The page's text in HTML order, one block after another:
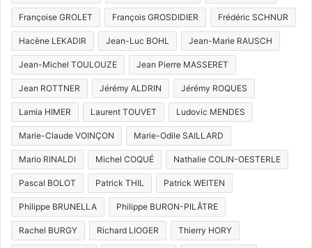
Françoise GROLET François GROSDIDIER Frédéric SCHNUR
Hacène LEKADIR Jean-Luc BOHL Jean-Marie RAUSCH
Jean-Michel TOULOUZE Jean Pierre MASSERET
Jean ROTTNER Jérémy ALDRIN Jérémy ROQUES
Lamia HIMER Laurent TOUVET Ludovic MENDES
Marie-Claude VOINÇON Marie-Odile SAILLARD
Mario RINALDI Michel COQUÉ Nathalie COLIN-OESTERLE
Pascal BOLOT Patrick THIL Patrick WEITEN
Philippe BRUNELLA Philippe BURON-PILÂTRE
Rachel BURGY Richard LIOGER Thierry HORY